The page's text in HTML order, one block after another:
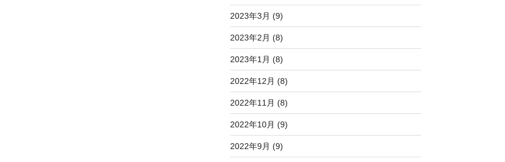
2023年3月 (9)
2023年2月 (8)
2023年1月 (8)
2022年12月 (8)
2022年11月 (8)
2022年10月 (9)
2022年9月 (9)